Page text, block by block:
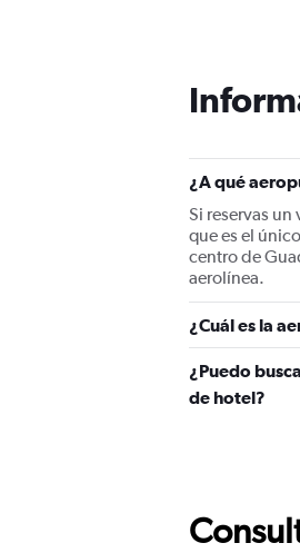
has
1
values.
Range:
0
to
1500.
¿A qué
Si reservas
que es el
centro de
aerolínea.
¿Cuál es la
¿Puedo
de hotel?